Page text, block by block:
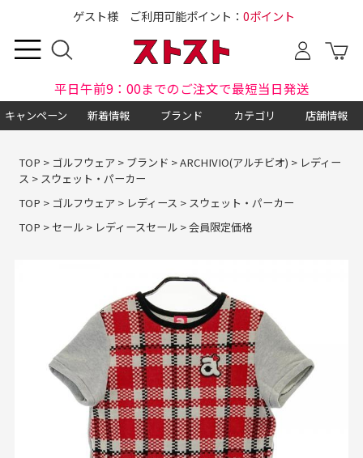
ゲスト様 ご利用可能ポイント： 0ポイント
平日午前9：00までのご注文で最短当日発送
キャンペーン 新着情報 ブランド カテゴリ 店舗情報
TOP > ゴルフウェア > ブランド >ARCHIVIO(アルチビオ) > レディー
ス > スウェット・パーカー
TOP > ゴルフウェア > レディース > スウェット・パーカー
TOP > セール> レディースセール>会員限定価格